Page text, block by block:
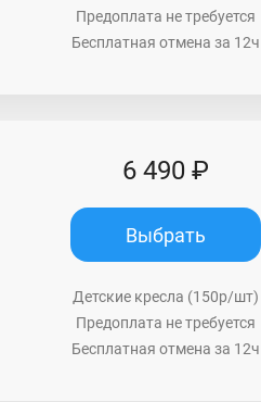
Предоплата не требуется
Бесплатная отмена за 12ч
6 490 ₽
Выбрать
Детские кресла (150р/шт)
Предоплата не требуется
Бесплатная отмена за 12ч